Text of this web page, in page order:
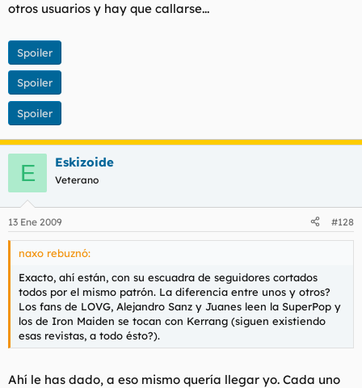
otros usuarios y hay que callarse...
Spoiler
Spoiler
Spoiler
E Eskizoide
Veterano
13 Ene 2009 #128
naxo rebuznó:
Exacto, ahí están, con su escuadra de seguidores cortados
todos por el mismo patrón. La diferencia entre unos y otros?
Los fans de LOVG, Alejandro Sanz y Juanes leen la SuperPop y
los de Iron Maiden se tocan con Kerrang (siguen existiendo
esas revistas, a todo ésto?).
Ahí le has dado, a eso mismo quería llegar yo. Cada uno